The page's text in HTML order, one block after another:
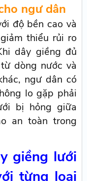
ngư dân
độ bền cao và
thiểu rủi ro
dây giềng đủ
dòng nước và
ngư dân có
lo gặp phải
bị hỏng giữa
an toàn trong
giềng lưới
từng loại